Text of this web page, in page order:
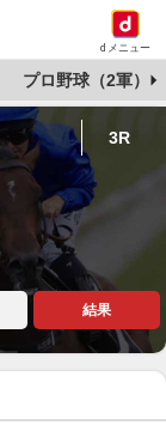
dメニュー
プロ野球（2軍）
3R
結果